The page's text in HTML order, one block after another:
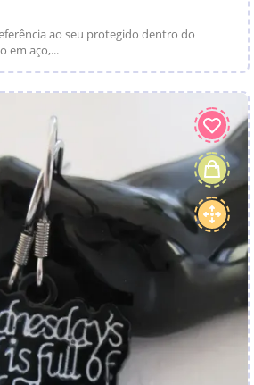
ao seu protegido dentro do
em aço,...